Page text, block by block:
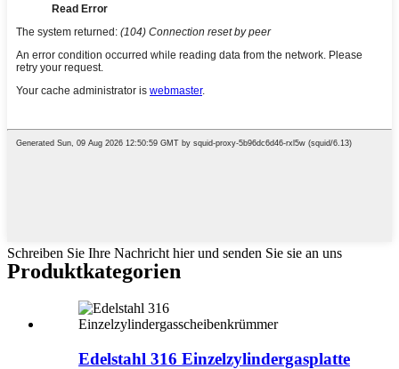
Schreiben Sie Ihre Nachricht hier und senden Sie sie an uns
Produktkategorien
Edelstahl 316 Einzelzylindergasplatte